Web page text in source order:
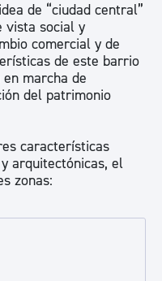
de “ciudad central”
vista social y
comercial y de
de este barrio
marcha de
del patrimonio
características
arquitectónicas, el
zonas: